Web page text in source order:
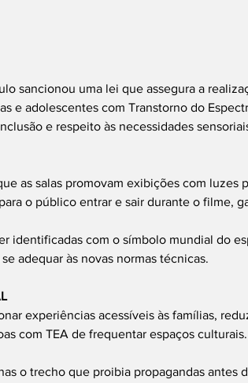
sancionou uma lei que assegura a
e adolescentes com Transtorno do
e respeito às necessidades
as salas promovam exibições com luzes
o público entrar e sair durante o filme,
identificadas com o símbolo mundial do
adequar às novas normas técnicas.
experiências acessíveis às famílias,
com TEA de frequentar espaços culturais.
o trecho que proibia propagandas antes